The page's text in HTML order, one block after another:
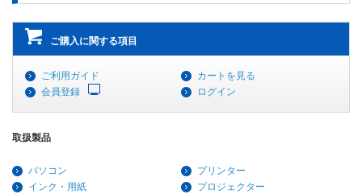
ご購入に関する項目
ご利用ガイド
カートを見る
会員登録
ログイン
取扱製品
パソコン
プリンター
インク・用紙
プロジェクター